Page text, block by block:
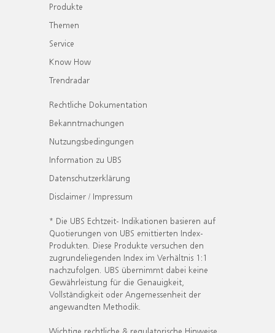
Produkte
Themen
Service
Know How
Trendradar
Rechtliche Dokumentation
Bekanntmachungen
Nutzungsbedingungen
Information zu UBS
Datenschutzerklärung
Disclaimer / Impressum
* Die UBS Echtzeit- Indikationen basieren auf
Quotierungen von UBS emittierten Index-
Produkten. Diese Produkte versuchen den
zugrundeliegenden Index im Verhältnis 1:1
nachzufolgen. UBS übernimmt dabei keine
Gewährleistung für die Genauigkeit,
Vollständigkeit oder Angemessenheit der
angewandten Methodik.